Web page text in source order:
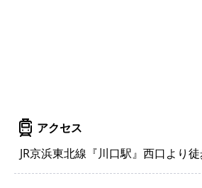
アクセス
JR京浜東北線『川口駅』西口より